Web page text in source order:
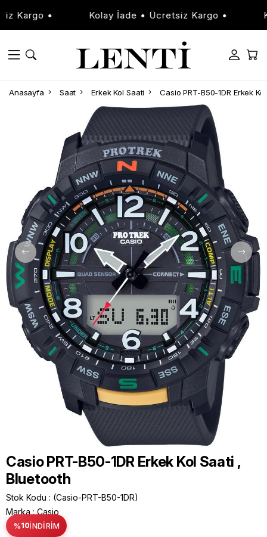
• Kolay İade • Ücretsiz Kargo •
Anasayfa Saat Erkek Kol Saati Casio PRT-B50-1DR Erkek
Casio PRT-B50-1DR Erkek Kol Saati ,
Bluetooth
Stok Kodu
(Casio-PRT-B50-1DR)
Marka : Casio
%10İNDIRIM